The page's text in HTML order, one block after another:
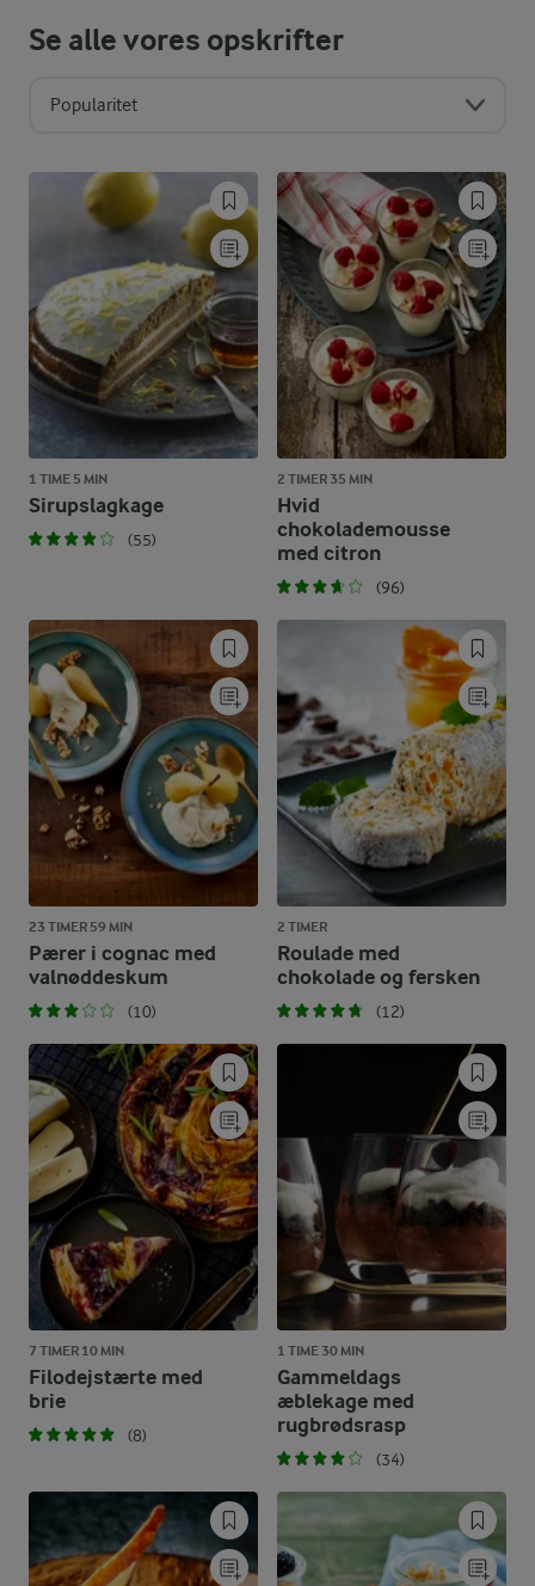
Se alle vores opskrifter
Popularitet
1 TIME 5 MIN
Sirupslagkage
(55)
2 TIMER 35 MIN
Hvid
chokolademousse
med citron
(96)
23 TIMER 59 MIN
Pærer i cognac med
valnøddeskum
(10)
2 TIMER
Roulade med
chokolade og fersken
(12)
7 TIMER 10 MIN
Filodejstærte med
brie
(8)
1 TIME 30 MIN
Gammeldags
æblekage med
rugbrødsrasp
(34)